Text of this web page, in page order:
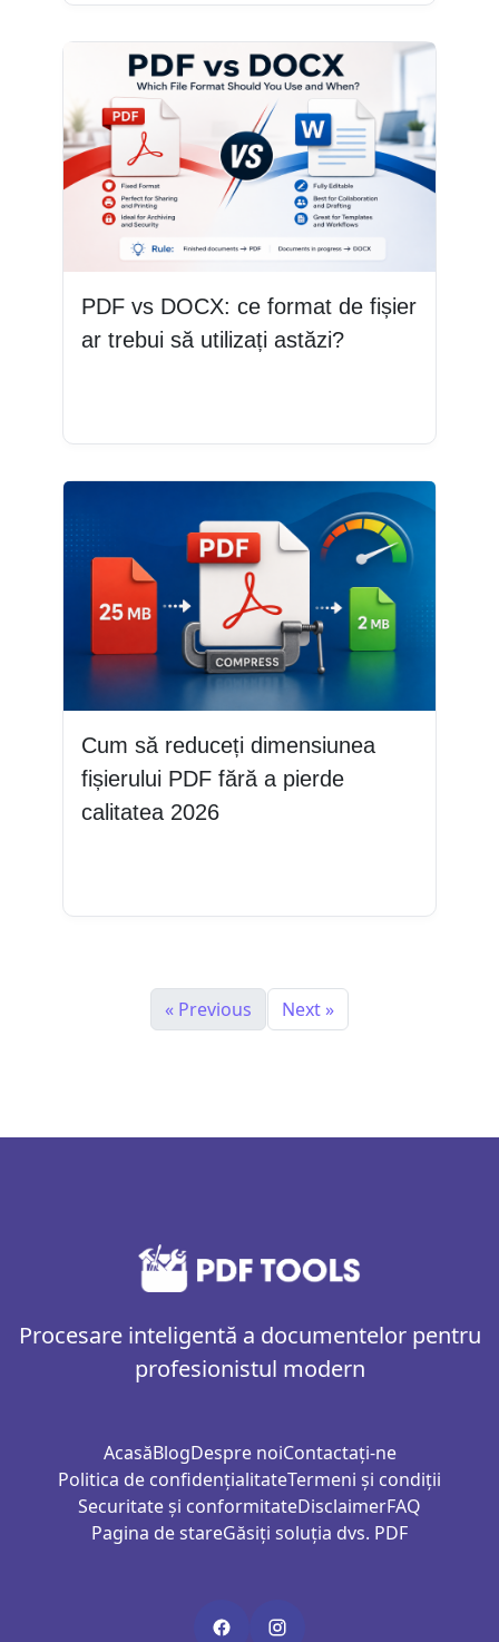
PDF vs DOCX: ce format de fișier
ar trebui să utilizați astăzi?
Cum să reduceți dimensiunea
fișierului PDF fără a pierde
calitatea 2026
« Previous Next »
Procesare inteligentă a documentelor pentru
profesionistul modern
AcasăBlogDespre noiContactați-ne
Politica de confidențialitateTermeni și condiții
Securitate și conformitateDisclaimerFAQ
Pagina de stareGăsiți soluția dvs. PDF